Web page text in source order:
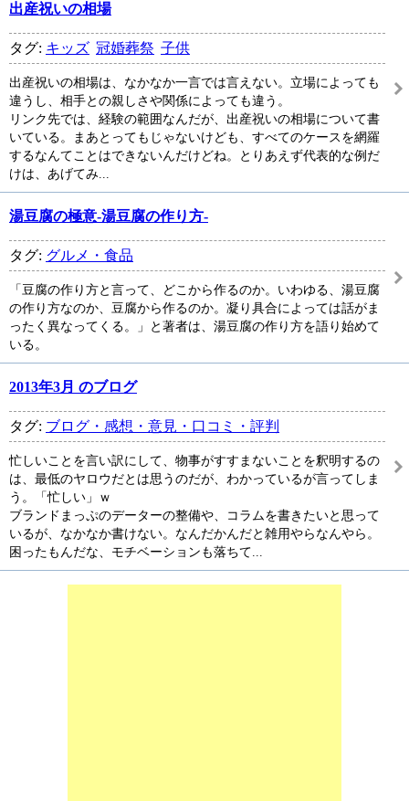
出産祝いの相場
タグ: キッズ 冠婚葬祭 子供
出産祝いの相場は、なかなか一言では言えない。立場によっても
違うし、相手との親しさや関係によっても違う。
リンク先では、経験の範囲なんだが、出産祝いの相場について書
いている。まあとってもじゃないけども、すべてのケースを網羅
するなんてことはできないんだけどね。とりあえず代表的な例だ
けは、あげてみ...
湯豆腐の極意-湯豆腐の作り方-
タグ: グルメ・食品
「豆腐の作り方と言って、どこから作るのか。いわゆる、湯豆腐
の作り方なのか、豆腐から作るのか。凝り具合によっては話がま
ったく異なってくる。」と著者は、湯豆腐の作り方を語り始めて
いる。
2013年3月 のブログ
タグ: ブログ・感想・意見・口コミ・評判
忙しいことを言い訳にして、物事がすすまないことを釈明するの
は、最低のヤロウだとは思うのだが、わかっているが言ってしま
う。「忙しい」ｗ
ブランドまっぷのデーターの整備や、コラムを書きたいと思って
いるが、なかなか書けない。なんだかんだと雑用やらなんやら。
困ったもんだな、モチベーションも落ちて...